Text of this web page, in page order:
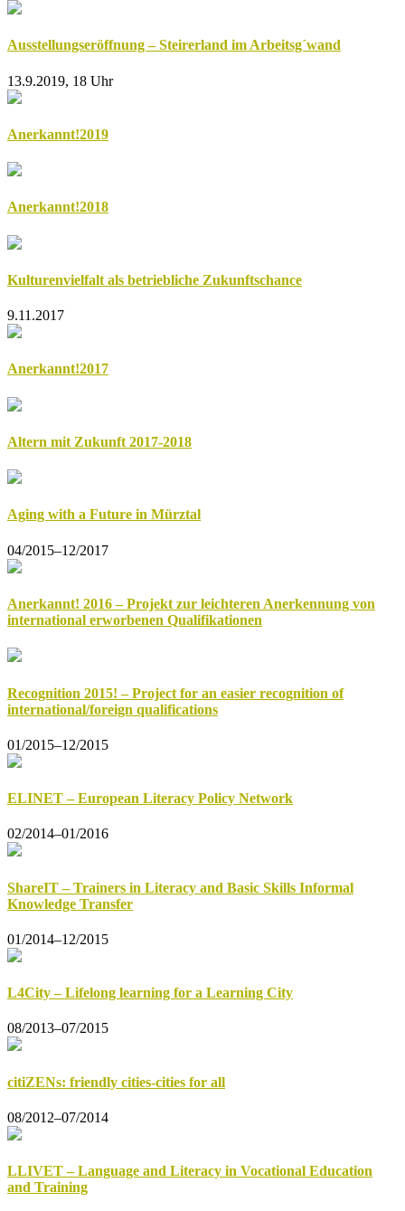
Ausstellungseröffnung – Steirerland im Arbeitsg´wand
13.9.2019, 18 Uhr
Anerkannt!2019
Anerkannt!2018
Kulturenvielfalt als betriebliche Zukunftschance
9.11.2017
Anerkannt!2017
Altern mit Zukunft 2017-2018
Aging with a Future in Mürztal
04/2015–12/2017
Anerkannt! 2016 – Projekt zur leichteren Anerkennung von
international erworbenen Qualifikationen
Recognition 2015! – Project for an easier recognition of
international/foreign qualifications
01/2015–12/2015
ELINET – European Literacy Policy Network
02/2014–01/2016
ShareIT – Trainers in Literacy and Basic Skills Informal
Knowledge Transfer
01/2014–12/2015
L4City – Lifelong learning for a Learning City
08/2013–07/2015
citiZENs: friendly cities-cities for all
08/2012–07/2014
LLIVET – Language and Literacy in Vocational Education
and Training